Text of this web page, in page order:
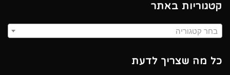
קטגוריות באתר
בחר קטגוריה
כל מה שצריך לדעת